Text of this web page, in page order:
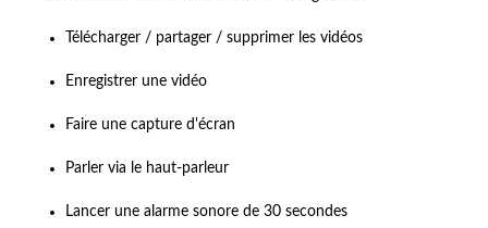
Télécharger / partager / supprimer les vidéos
Enregistrer une vidéo
Faire une capture d'écran
Parler via le haut-parleur
Lancer une alarme sonore de 30 secondes